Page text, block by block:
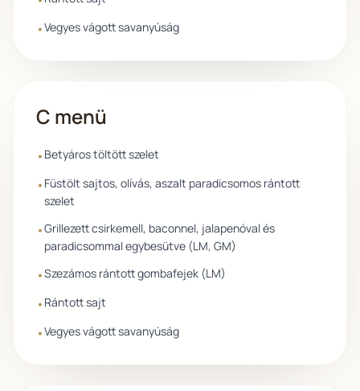
•Vegyes vágott savanyúság
C menü
• Betyáros töltött szelet
• Füstölt sajtos, olívás, aszalt paradicsomos rántott
szelet
•Grillezett csirkemell, baconnel, jalapenóval és
paradicsommal egybesütve (LM, GM)
•Szezámos rántott gombafejek (LM)
• Rántott sajt
•Vegyes vágott savanyúság